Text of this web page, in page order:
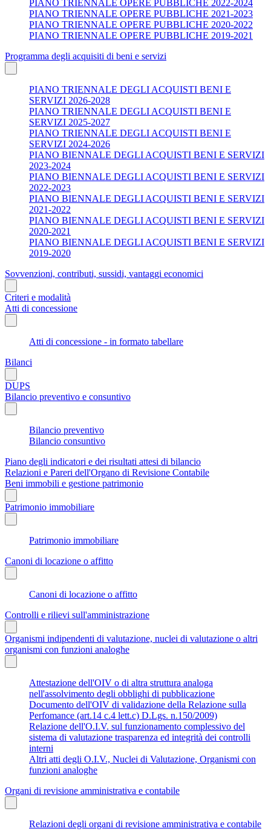
PIANO TRIENNALE OPERE PUBBLICHE 2022-2024
PIANO TRIENNALE OPERE PUBBLICHE 2021-2023
PIANO TRIENNALE OPERE PUBBLICHE 2020-2022
PIANO TRIENNALE OPERE PUBBLICHE 2019-2021
Programma degli acquisiti di beni e servizi
PIANO TRIENNALE DEGLI ACQUISTI BENI E
SERVIZI 2026-2028
PIANO TRIENNALE DEGLI ACQUISTI BENI E
SERVIZI 2025-2027
PIANO TRIENNALE DEGLI ACQUISTI BENI E
SERVIZI 2024-2026
PIANO BIENNALE DEGLI ACQUISTI BENI E SERVIZI
2023-2024
PIANO BIENNALE DEGLI ACQUISTI BENI E SERVIZI
2022-2023
PIANO BIENNALE DEGLI ACQUISTI BENI E SERVIZI
2021-2022
PIANO BIENNALE DEGLI ACQUISTI BENI E SERVIZI
2020-2021
PIANO BIENNALE DEGLI ACQUISTI BENI E SERVIZI
2019-2020
Sovvenzioni, contributi, sussidi, vantaggi economici
Criteri e modalità
Atti di concessione
Atti di concessione - in formato tabellare
Bilanci
DUPS
Bilancio preventivo e consuntivo
Bilancio preventivo
Bilancio consuntivo
Piano degli indicatori e dei risultati attesi di bilancio
Relazioni e Pareri dell'Organo di Revisione Contabile
Beni immobili e gestione patrimonio
Patrimonio immobiliare
Patrimonio immobiliare
Canoni di locazione o affitto
Canoni di locazione o affitto
Controlli e rilievi sull'amministrazione
Organismi indipendenti di valutazione, nuclei di valutazione o altri
organismi con funzioni analoghe
Attestazione dell'OIV o di altra struttura analoga
nell'assolvimento degli obblighi di pubblicazione
Documento dell'OIV di validazione della Relazione sulla
Perfomance (art.14 c.4 lett.c) D.Lgs. n.150/2009)
Relazione dell'O.I.V. sul funzionamento complessivo del
sistema di valutazione trasparenza ed integrità dei controlli
interni
Altri atti degli O.I.V., Nuclei di Valutazione, Organismi con
funzioni analoghe
Organi di revisione amministrativa e contabile
Relazioni degli organi di revisione amministrativa e contabile